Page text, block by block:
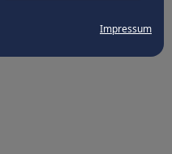
Impressum